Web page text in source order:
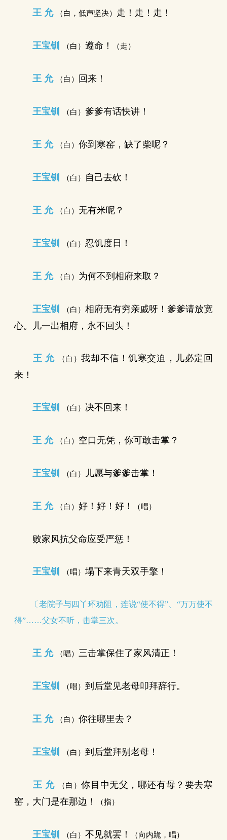
王 允 （白，低声坚决） 走！走！走！
王宝钏 （白） 遵命！ （走）
王 允 （白） 回来！
王宝钏 （白） 爹爹有话快讲！
王 允 （白） 你到寒窑，缺了柴呢？
王宝钏 （白） 自己去砍！
王 允 （白） 无有米呢？
王宝钏 （白） 忍饥度日！
王 允 （白） 为何不到相府来取？
王宝钏 （白） 相府无有穷亲戚呀！爹爹请放宽
心。儿一出相府，永不回头！
王 允 （白）我却不信！饥寒交迫，儿必定回
来！
王宝钏 （白） 决不回来！
王 允 （白） 空口无凭，你可敢击掌？
王宝钏 （白） 儿愿与爹爹击掌！
王 允 （白） 好！好！好！ （唱）
败家风抗父命应受严惩！
王宝钏 （唱） 塌下来青天双手擎！
〔老院子与四丫环劝阻，连说“使不得”、“万万使不
得”……父女不听，击掌三次。
王 允 （唱） 三击掌保住了家风清正！
王宝钏 （唱） 到后堂见老母叩拜辞行。
王 允 （白） 你往哪里去？
王宝钏 （白） 到后堂拜别老母！
王 允 （白）你目中无父，哪还有母？要去寒
窑，大门是在那边！
（指）
王宝钏 （白） 不见就罢！ （向内跪，唱）